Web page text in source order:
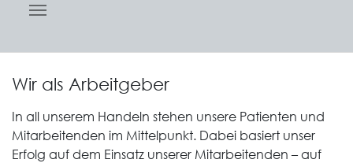
Wir als Arbeitgeber
In all unserem Handeln stehen unsere Patienten und
Mitarbeitenden im Mittelpunkt. Dabei basiert unser
Erfolg auf dem Einsatz unserer Mitarbeitenden – auf